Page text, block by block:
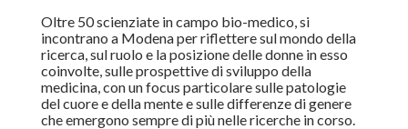
Oltre 50 scienziate in campo bio-medico, si
incontrano a Modena per riflettere sul mondo della
ricerca, sul ruolo e la posizione delle donne in esso
coinvolte, sulle prospettive di sviluppo della
medicina, con un focus particolare sulle patologie
del cuore e della mente e sulle differenze di genere
che emergono sempre di più nelle ricerche in corso.